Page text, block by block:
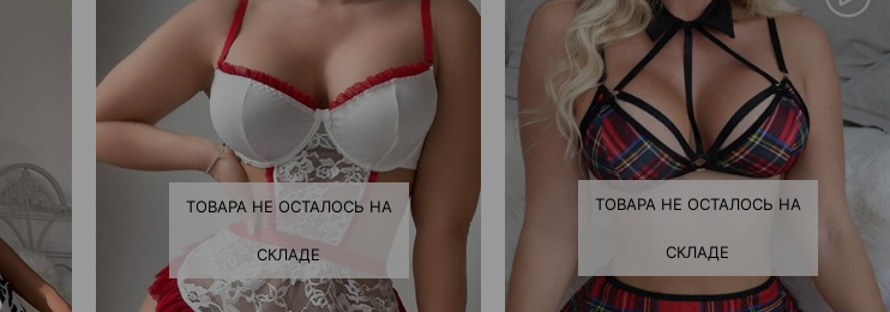
ТОВАРА НЕ ОСТАЛОСЬ НА
СКЛАДЕ
ТОВАРА НЕ ОСТАЛОСЬ НА
СКЛАДЕ